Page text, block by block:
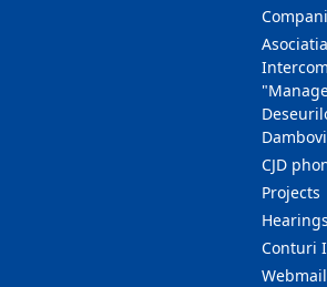
CJD
Projects
Hearings
Conturi
Webmail